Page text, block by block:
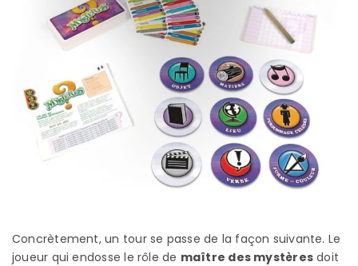
Concrètement, un tour se passe de la façon suivante. Le
joueur qui endosse le rôle de maître des mystères doit